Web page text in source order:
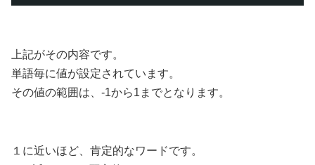
上記がその内容です。
単語毎に値が設定されています。
その値の範囲は、-1から1までとなります。
１に近いほど、肯定的なワードです。